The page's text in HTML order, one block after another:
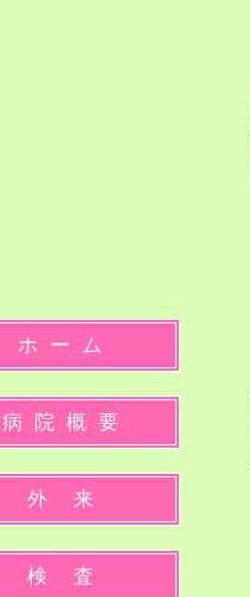
ホ ー ム
病 院 概 要
外 来
検 査